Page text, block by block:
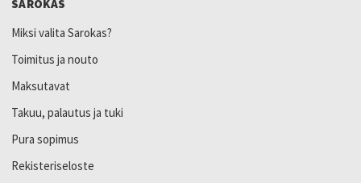
SAROKAS
Miksi valita Sarokas?
Toimitus ja nouto
Maksutavat
Takuu, palautus ja tuki
Pura sopimus
Rekisteriseloste